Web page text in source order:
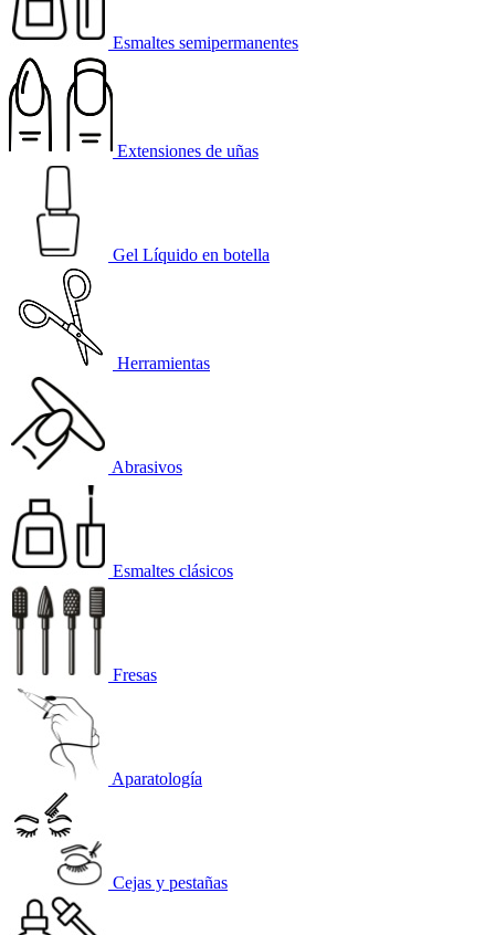
Esmaltes semipermanentes
Extensiones de uñas
Gel Líquido en botella
Herramientas
Abrasivos
Esmaltes clásicos
Fresas
Aparatología
Cejas y pestañas